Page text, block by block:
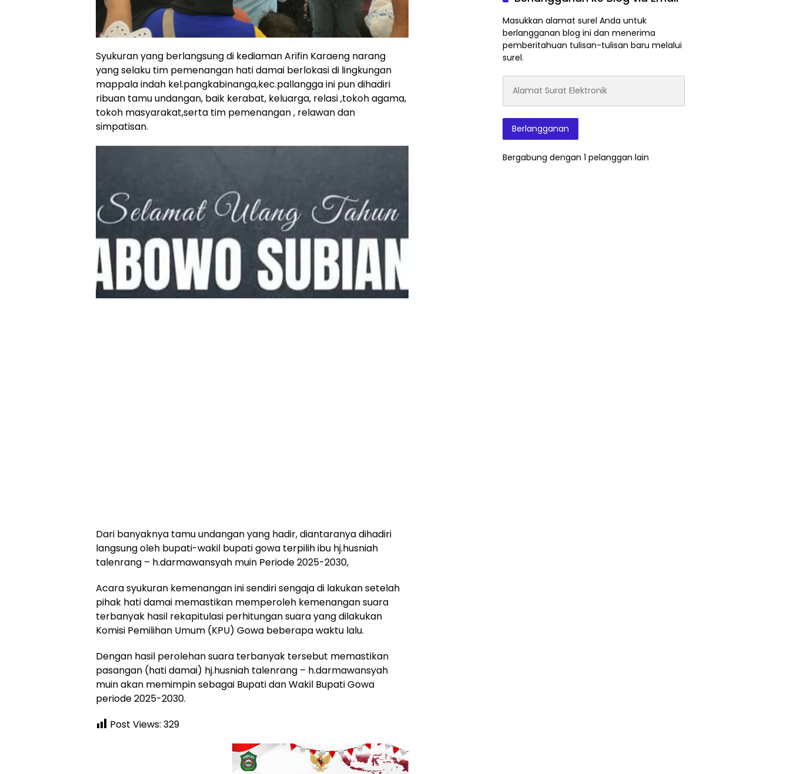
Syukuran yang berlangsung di kediaman Arifin Karaeng narang
yang selaku tim pemenangan hati damai berlokasi di lingkungan
mappala indah kel.pangkabinanga,kec.pallangga ini pun dihadiri
ribuan tamu undangan, baik kerabat, keluarga, relasi ,tokoh agama,
tokoh masyarakat,serta tim pemenangan , relawan dan
simpatisan.
Dari banyaknya tamu undangan yang hadir, diantaranya dihadiri
langsung oleh bupati-wakil bupati gowa terpilih ibu hj.husniah
talenrang – h.darmawansyah muin Periode 2025-2030,
Acara syukuran kemenangan ini sendiri sengaja di lakukan setelah
pihak hati damai memastikan memperoleh kemenangan suara
terbanyak hasil rekapitulasi perhitungan suara yang dilakukan
Komisi Pemilihan Umum (KPU) Gowa beberapa waktu lalu.
Dengan hasil perolehan suara terbanyak tersebut memastikan
pasangan (hati damai) hj.husniah talenrang – h.darmawansyah
muin akan memimpin sebagai Bupati dan Wakil Bupati Gowa
periode 2025-2030.
Post Views: 329
Masukkan alamat surel Anda untuk
berlangganan blog ini dan menerima
pemberitahuan tulisan-tulisan baru melalui
surel.
Surat
Elektronik
Berlangganan
Bergabung dengan 1 pelanggan lain